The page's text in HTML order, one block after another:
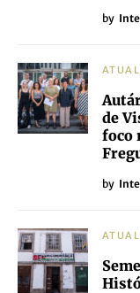
by
de
foco
by